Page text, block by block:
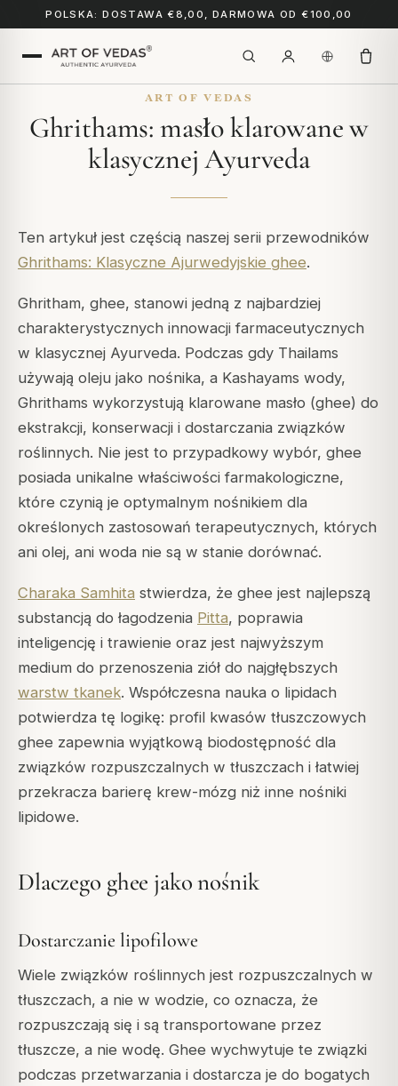
POLSKA: DOSTAWA €8,00, DARMOWA OD €100,00
ART OF VEDAS
Ghrithams: masło klarowane w
klasycznej Ayurveda
Ten artykuł jest częścią naszej serii przewodników
Ghrithams: Klasyczne Ajurwedyjskie ghee.
Ghritham, ghee, stanowi jedną z najbardziej
charakterystycznych innowacji farmaceutycznych
w klasycznej Ayurveda. Podczas gdy Thailams
używają oleju jako nośnika, a Kashayams wody,
Ghrithams wykorzystują klarowane masło (ghee) do
ekstrakcji, konserwacji i dostarczania związków
roślinnych. Nie jest to przypadkowy wybór, ghee
posiada unikalne właściwości farmakologiczne,
które czynią je optymalnym nośnikiem dla
określonych zastosowań terapeutycznych, których
ani olej, ani woda nie są w stanie dorównać.
Charaka Samhita stwierdza, że ghee jest najlepszą
substancją do łagodzenia Pitta, poprawia
inteligencję i trawienie oraz jest najwyższym
medium do przenoszenia ziół do najgłębszych
warstw tkanek. Współczesna nauka o lipidach
potwierdza tę logikę: profil kwasów tłuszczowych
ghee zapewnia wyjątkową biodostępność dla
związków rozpuszczalnych w tłuszczach i łatwiej
przekracza barierę krew-mózg niż inne nośniki
lipidowe.
Dlaczego ghee jako nośnik
Dostarczanie lipofilowe
Wiele związków roślinnych jest rozpuszczalnych w
tłuszczach, a nie w wodzie, co oznacza, że
rozpuszczają się i są transportowane przez
tłuszcze, a nie wodę. Ghee wychwytuje te związki
podczas przetwarzania i dostarcza je do bogatych